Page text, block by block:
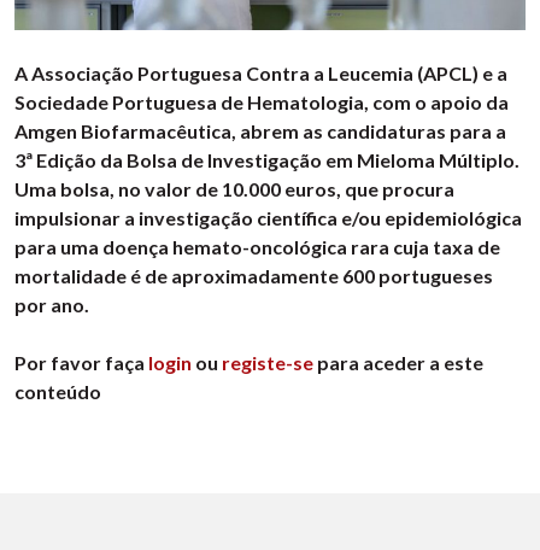
A Associação Portuguesa Contra a Leucemia (APCL) e a
Sociedade Portuguesa de Hematologia, com o apoio da
Amgen Biofarmacêutica, abrem as candidaturas para a
3ª Edição da Bolsa de Investigação em Mieloma Múltiplo.
Uma bolsa, no valor de 10.000 euros, que procura
impulsionar a investigação científica e/ou epidemiológica
para uma doença hemato-oncológica rara cuja taxa de
mortalidade é de aproximadamente 600 portugueses
por ano.
Por favor faça login ou registe-se para aceder a este
conteúdo